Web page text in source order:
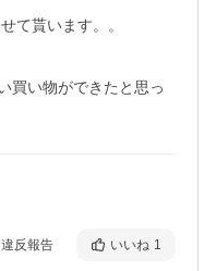
て貰います。。
買い物ができたと思っ
違反報告 いいね 1